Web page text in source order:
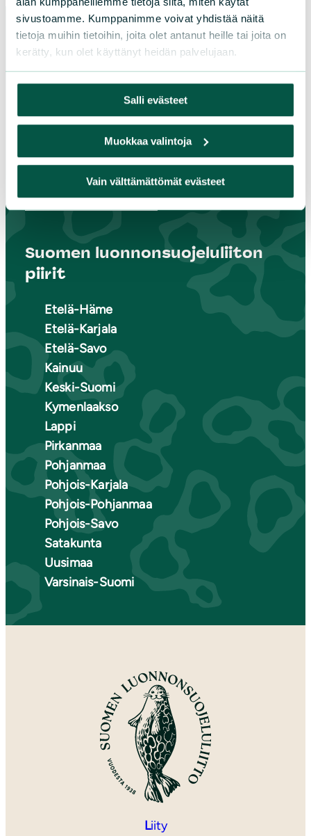
sivustoamme. Kumppanimme voivat yhdistää näitä
tietoja muihin tietoihin, joita olet antanut heille tai joita on
kerätty, kun olet käyttänyt heidän palvelujaan.
Salli evästeet
Muokkaa valintoja
Vain välttämättömät evästeet
Tule vapaaehtoiseksi
Liity jäseneksi
Piirit ja yhdistykset
LIITY JÄSENEKSI
Suomen luonnonsuojeluliiton
piirit
Etelä-Häme
Etelä-Karjala
Etelä-Savo
Kainuu
Keski-Suomi
Kymenlaakso
Lappi
Pirkanmaa
Pohjanmaa
Pohjois-Karjala
Pohjois-Pohjanmaa
Pohjois-Savo
Satakunta
Uusimaa
Varsinais-Suomi
Liity